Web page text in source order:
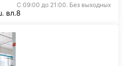
С 09:00 до 21:00. Без выходных
вл.8